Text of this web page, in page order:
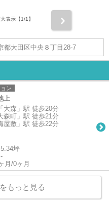
表示【1/1】
都大田区中央８丁目28-7
ン
上
大森」駅 徒歩20分
森町」駅 徒歩21分
屋敷」駅 徒歩22分
坪
月/0ヶ月
もっと見る